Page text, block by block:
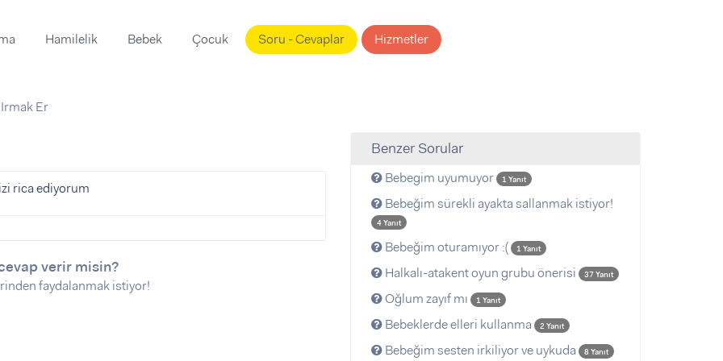
Hamilelik Bebek Çocuk Soru - Cevaplar Hizmetler
Er
rica ediyorum
verir misin?
faydalanmak istiyor!
Benzer Sorular
Bebegim uyumuyor 1 Yanıt
Bebeğim sürekli ayakta sallanmak istiyor!
4 Yanıt
Bebeğim oturamıyor :( 1 Yanıt
Halkalı-atakent oyun grubu önerisi 37 Yanıt
Oğlum zayıf mı 1 Yanıt
Bebeklerde elleri kullanma 2 Yanıt
Bebeğim sesten irkiliyor ve uykuda 8 Yanıt